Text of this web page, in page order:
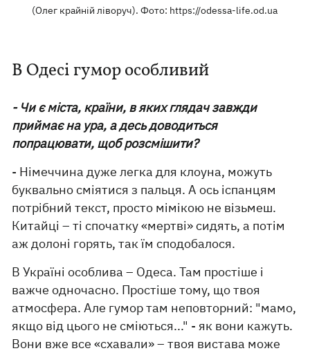
(Олег крайній ліворуч). Фото: https://odessa-life.od.ua
В Одесі гумор особливий
- Чи є міста, країни, в яких глядач завжди
приймає на ура, а десь доводиться
попрацювати, щоб розсмішити?
- Німеччина дуже легка для клоуна, можуть
буквально сміятися з пальця. А ось іспанцям
потрібний текст, просто мімікою не візьмеш.
Китайці – ті спочатку «мертві» сидять, а потім
аж долоні горять, так їм сподобалося.
В Україні особлива – Одеса. Там простіше і
важче одночасно. Простіше тому, що твоя
атмосфера. Але гумор там неповторний: "мамо,
якщо від цього не сміються..." - як вони кажуть.
Вони вже все «схавали» – твоя вистава може